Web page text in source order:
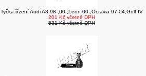
Tyčka řízení Audi A3 98-,00-,Leon 00-,Octavia 97-04,Golf IV
201 Kč včetně DPH
531 Kč včetně DPH